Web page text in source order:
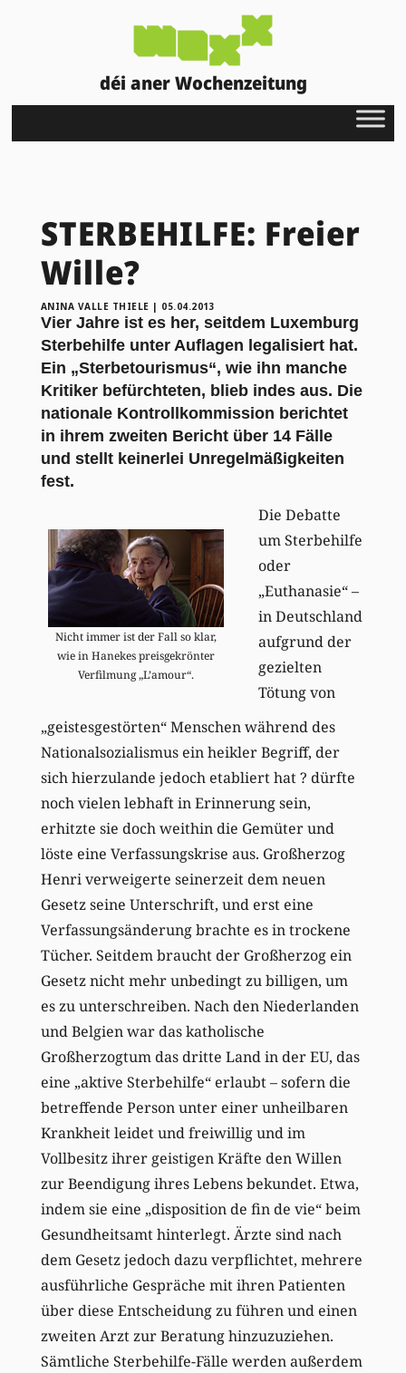
déi aner Wochenzeitung
STERBEHILFE: Freier
Wille?
ANINA VALLE THIELE | 05.04.2013
Vier Jahre ist es her, seitdem Luxemburg
Sterbehilfe unter Auflagen legalisiert hat.
Ein „Sterbetourismus“, wie ihn manche
Kritiker befürchteten, blieb indes aus. Die
nationale Kontrollkommission berichtet
in ihrem zweiten Bericht über 14 Fälle
und stellt keinerlei Unregelmäßigkeiten
fest.
Nicht immer ist der Fall so klar,
wie in Hanekes preisgekrönter
Verfilmung „L’amour“.
Die Debatte
um Sterbehilfe
oder
„Euthanasie“ –
in Deutschland
aufgrund der
gezielten
Tötung von
„geistesgestörten“ Menschen während des
Nationalsozialismus ein heikler Begriff, der
sich hierzulande jedoch etabliert hat ? dürfte
noch vielen lebhaft in Erinnerung sein,
erhitzte sie doch weithin die Gemüter und
löste eine Verfassungskrise aus. Großherzog
Henri verweigerte seinerzeit dem neuen
Gesetz seine Unterschrift, und erst eine
Verfassungsänderung brachte es in trockene
Tücher. Seitdem braucht der Großherzog ein
Gesetz nicht mehr unbedingt zu billigen, um
es zu unterschreiben. Nach den Niederlanden
und Belgien war das katholische
Großherzogtum das dritte Land in der EU, das
eine „aktive Sterbehilfe“ erlaubt – sofern die
betreffende Person unter einer unheilbaren
Krankheit leidet und freiwillig und im
Vollbesitz ihrer geistigen Kräfte den Willen
zur Beendigung ihres Lebens bekundet. Etwa,
indem sie eine „disposition de fin de vie“ beim
Gesundheitsamt hinterlegt. Ärzte sind nach
dem Gesetz jedoch dazu verpflichtet, mehrere
ausführliche Gespräche mit ihren Patienten
über diese Entscheidung zu führen und einen
zweiten Arzt zur Beratung hinzuzuziehen.
Sämtliche Sterbehilfe-Fälle werden außerdem